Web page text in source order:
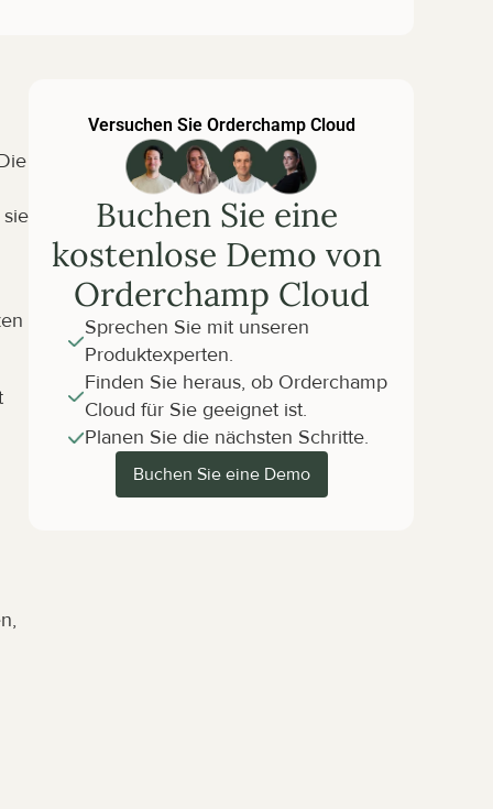
Versuchen Sie Orderchamp Cloud
Buchen Sie eine
kostenlose Demo von
Orderchamp Cloud
Sprechen Sie mit unseren
Produktexperten.
Finden Sie heraus, ob Orderchamp
Cloud für Sie geeignet ist.
Planen Sie die nächsten Schritte.
Buchen Sie eine Demo